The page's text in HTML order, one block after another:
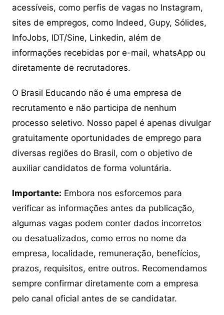
acessíveis, como perfis de vagas no Instagram,
sites de empregos, como Indeed, Gupy, Sólides,
InfoJobs, IDT/Sine, Linkedin, além de
informações recebidas por e-mail, whatsApp ou
diretamente de recrutadores.
O Brasil Educando não é uma empresa de
recrutamento e não participa de nenhum
processo seletivo. Nosso papel é apenas divulgar
gratuitamente oportunidades de emprego para
diversas regiões do Brasil, com o objetivo de
auxiliar candidatos de forma voluntária.
Importante: Embora nos esforcemos para
verificar as informações antes da publicação,
algumas vagas podem conter dados incorretos
ou desatualizados, como erros no nome da
empresa, localidade, remuneração, benefícios,
prazos, requisitos, entre outros. Recomendamos
sempre confirmar diretamente com a empresa
pelo canal oficial antes de se candidatar.